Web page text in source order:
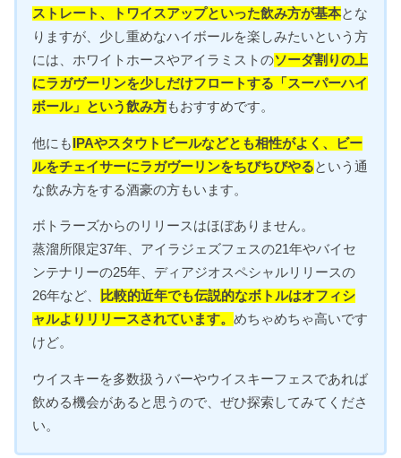
ストレート、トワイスアップといった飲み方が基本とな
りますが、少し重めなハイボールを楽しみたいという方
には、ホワイトホースやアイラミストのソーダ割りの上
にラガヴーリンを少しだけフロートする「スーパーハイ
ボール」という飲み方もおすすめです。
他にも IPAやスタウトビールなどとも相性がよく、ビー
ルをチェイサーにラガヴーリンをちびちびやるという通
な飲み方をする酒豪の方もいます。
ボトラーズからのリリースはほぼありません。
蒸溜所限定37年、アイラジェズフェスの21年やバイセ
ンテナリーの25年、ディアジオスペシャルリリースの
26年など、
比較的近年でも伝説的なボトルはオフィシ
ャルよりリリースされています。めちゃめちゃ高いです
けど。
ウイスキーを多数扱うバーやウイスキーフェスであれば
飲める機会があると思うので、ぜひ探索してみてくださ
い。